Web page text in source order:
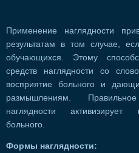
Применение наглядности
результатам в том случае,
обучающихся. Этому
средств наглядности со
восприятие больного и
размышлениям.
наглядности активизирует
больного.
Формы наглядности: